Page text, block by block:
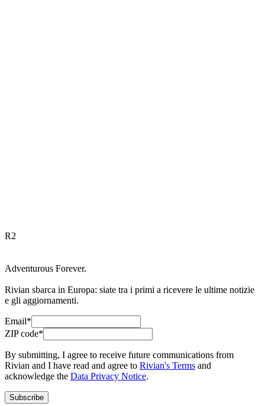
R2
Adventurous Forever.
Rivian sbarca in Europa: siate tra i primi a ricevere le ultime notizie
e gli aggiornamenti.
Email*
ZIP code*
By submitting, I agree to receive future communications from
Rivian and I have read and agree to Rivian's Terms and
acknowledge the Data Privacy Notice.
Subscribe